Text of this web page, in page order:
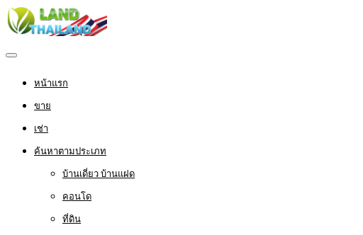
หน้าแรก
ขาย
เช่า
ค้นหาตามประเภท
บ้านเดี่ยว บ้านแฝด
คอนโด
ที่ดิน